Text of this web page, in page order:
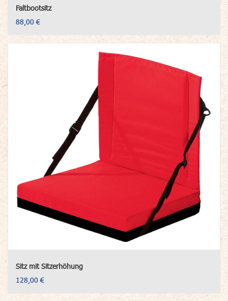
Faltbootsitz
88,00 €
Sitz mit Sitzerhöhung
128,00 €